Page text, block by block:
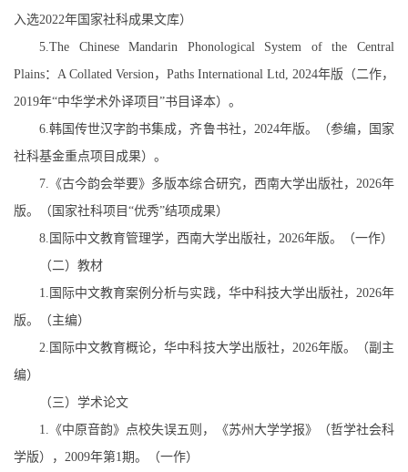
入选2022年国家社科成果文库）
5.The Chinese Mandarin Phonological System of the Central
Plains： A Collated Version， Paths International Ltd, 2024年版（二作，
2019年“中华学术外译项目 ”书目 译本）。
6.韩国传世汉字韵书集成，齐鲁书社， 2024年版。（参编，国家
社科基金重点项目成果） 。
7. 《古今韵会举要》多版本综合研究，西南大学出版社， 2026年
版。（国家社科项目“优秀”结项成果）
8. 国际中文教育管理学，西南大学出版社， 2026年版。（一作）
（二）教材
1. 国际中文教育案例分析与实践，华中科技大学出版社， 2026年
版。（主编）
2. 国际中文教育概论，华中科技大学出版社， 2026年版。（副主
编）
（三）学术论文
1. 《中原音韵》点校失误五则，《苏州大学学报》（哲学社会科
学版）， 2009年第1期。（一作）